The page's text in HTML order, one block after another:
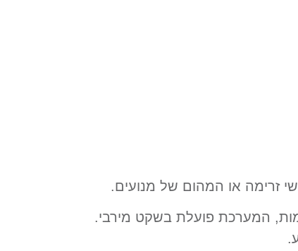
זרימה או המהום של מנועים.
המערכת פועלת בשקט מירבי.